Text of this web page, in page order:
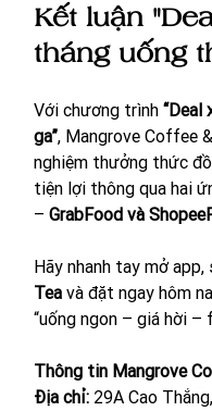
Kết luận
tháng uống
Với chương trình “Deal
ga”, Mangrove Coffee
nghiệm thưởng thức
tiện lợi thông qua hai
– GrabFood và
Hãy nhanh tay mở app,
Tea và đặt ngay hôm
“uống ngon – giá hời –
Thông tin Mangrove
Địa chỉ: 29A Cao